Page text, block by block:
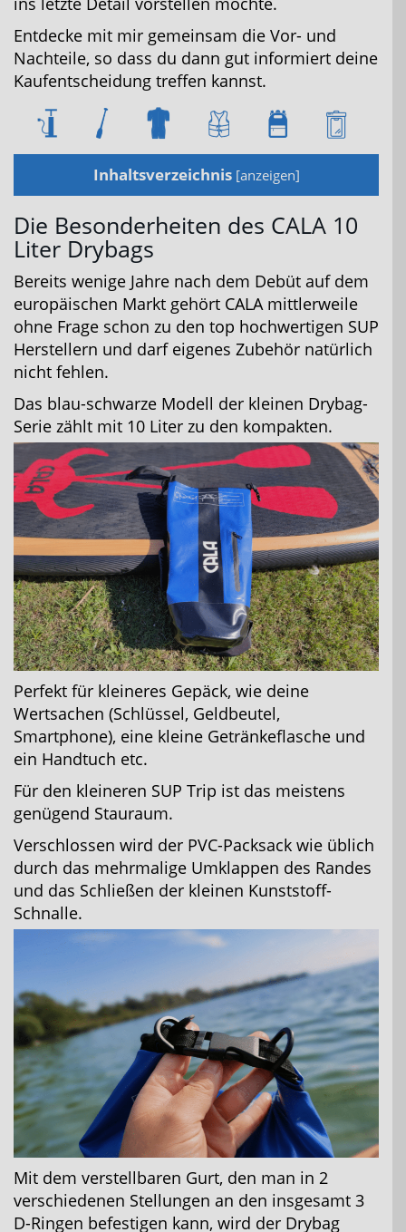
Entdecke mit mir gemeinsam die Vor- und
Nachteile, so dass du dann gut informiert deine
Kaufentscheidung treffen kannst.
Inhaltsverzeichnis [anzeigen]
Die Besonderheiten des CALA 10
Liter Drybags
Bereits wenige Jahre nach dem Debüt auf dem
europäischen Markt gehört CALA mittlerweile
ohne Frage schon zu den top hochwertigen SUP
Herstellern und darf eigenes Zubehör natürlich
nicht fehlen.
Das blau-schwarze Modell der kleinen Drybag-
Serie zählt mit 10 Liter zu den kompakten.
Perfekt für kleineres Gepäck, wie deine
Wertsachen (Schlüssel, Geldbeutel,
Smartphone), eine kleine Getränkeflasche und
ein Handtuch etc.
Für den kleineren SUP Trip ist das meistens
genügend Stauraum.
Verschlossen wird der PVC-Packsack wie üblich
durch das mehrmalige Umklappen des Randes
und das Schließen der kleinen Kunststoff-
Schnalle.
Mit dem verstellbaren Gurt, den man in 2
verschiedenen Stellungen an den insgesamt 3
D-Ringen befestigen kann, wird der Drybag